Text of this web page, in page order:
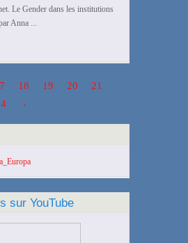
Le Gender dans les institutions
Anna ...
18 19 20
21
›
sur YouTube